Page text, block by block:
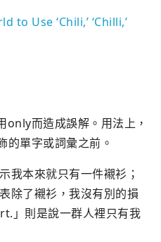
to Use ‘Chili,’ ‘Chilli,’
only而造成誤解。用法上，
的單字或詞彙之前。
我本來就只有一件襯衫；
除了襯衫，我沒有別的損
」則是說一群人裡只有我